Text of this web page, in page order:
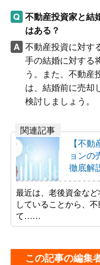
不動産投資家と結
はある？
不動産投資に対す
手の結婚に対する
う。また、不動産
は、結婚前に売却
検討しましょう。
【不
ョンの
徹底解
最近は、老後資金な
していることから、
て……
この記事の編集